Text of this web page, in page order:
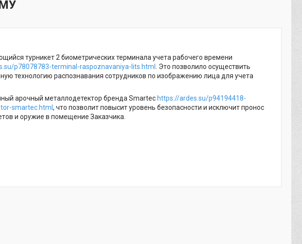
турникет 2 биометрических терминала учета рабочего времени
p78078783-terminal-raspoznavaniya-lits.html
. Это позволило осуществить
технологию распознавания сотрудников по изображению лица для учета
арочный металлодетектор бренда Smartec https://ardes.su/p94194418-
smartec.html , что позволит повысит уровень безопасности и исключит пронос
и оружие в помещение Заказчика.